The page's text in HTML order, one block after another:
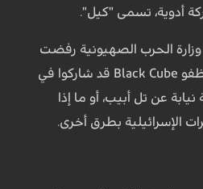
أدوية، تسمى "كيل".
الحرب الصهيونية رفضت
الكشف عما إذا كان موظفو Black Cube قد شاركوا في
عن تل أبيب، أو ما إذا
الإسرائيلية بطرق أخرى.